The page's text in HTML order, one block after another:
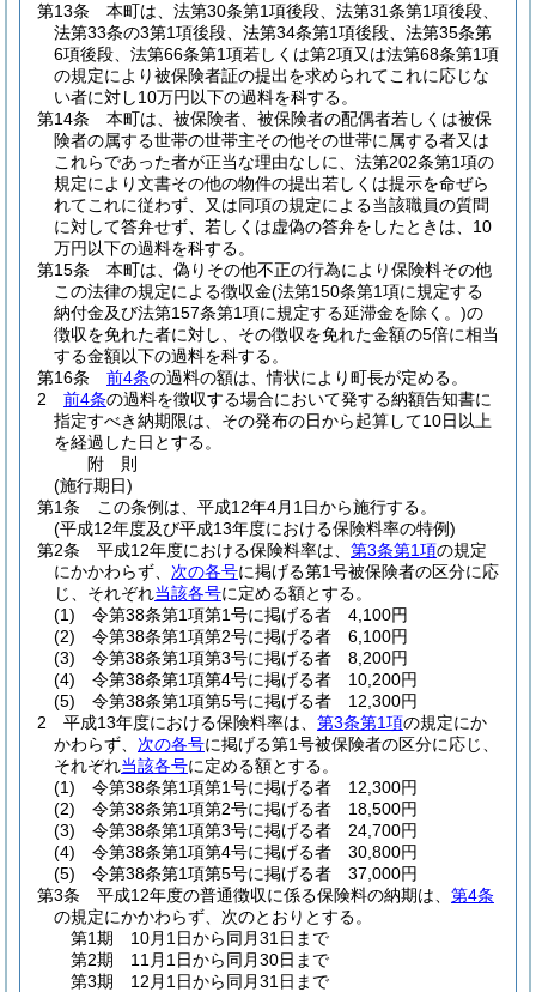
第13条
本町は、法第30条第1項後段、法第31条第1項後段、
法第33条の3第1項後段、法第34条第1項後段、法第35条第
6項後段、法第66条第1項若しくは第2項又は法第68条第1項
の規定により被保険者証の提出を求められてこれに応じな
い者に対し10万円以下の過料を科する。
第14条
本町は、被保険者、被保険者の配偶者若しくは被保
険者の属する世帯の世帯主その他その世帯に属する者又は
これらであった者が正当な理由なしに、法第202条第1項の
規定により文書その他の物件の提出若しくは提示を命ぜら
れてこれに従わず、又は同項の規定による当該職員の質問
に対して答弁せず、若しくは虚偽の答弁をしたときは、10
万円以下の過料を科する。
第15条
本町は、偽りその他不正の行為により保険料その他
この法律の規定による徴収金(法第150条第1項に規定する
納付金及び法第157条第1項に規定する延滞金を除く。)の
徴収を免れた者に対し、その徴収を免れた金額の5倍に相当
する金額以下の過料を科する。
第16条
前4条の過料の額は、情状により町長が定める。
2
前4条の過料を徴収する場合において発する納額告知書に
指定すべき納期限は、その発布の日から起算して10日以上
を経過した日とする。
附 則
(施行期日)
第1条
この条例は、平成12年4月1日から施行する。
(平成12年度及び平成13年度における保険料率の特例)
第2条
平成12年度における保険料率は、 第3条第1項の規定
にかかわらず、 次の各号に掲げる第1号被保険者の区分に応
じ、それぞれ当該各号に定める額とする。
(1)
令第38条第1項第1号に掲げる者 4,100円
(2)
令第38条第1項第2号に掲げる者 6,100円
(3)
令第38条第1項第3号に掲げる者 8,200円
(4)
令第38条第1項第4号に掲げる者 10,200円
(5)
令第38条第1項第5号に掲げる者 12,300円
2
平成13年度における保険料率は、 第3条第1項の規定にか
かわらず、 次の各号に掲げる第1号被保険者の区分に応じ、
それぞれ当該各号に定める額とする。
(1)
令第38条第1項第1号に掲げる者 12,300円
(2)
令第38条第1項第2号に掲げる者 18,500円
(3)
令第38条第1項第3号に掲げる者 24,700円
(4)
令第38条第1項第4号に掲げる者 30,800円
(5)
令第38条第1項第5号に掲げる者 37,000円
第3条
平成12年度の普通徴収に係る保険料の納期は、 第4条
の規定にかかわらず、次のとおりとする。
第1期 10月1日から同月31日まで
第2期 11月1日から同月30日まで
第3期 12月1日から同月31日まで